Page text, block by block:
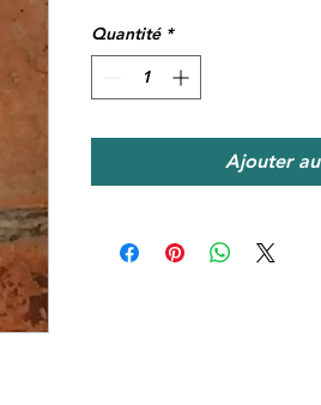
Quantité *
Ajouter